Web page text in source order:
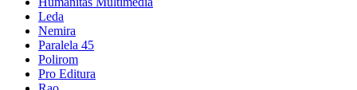
Leda
Nemira
Paralela 45
Polirom
Pro Editura